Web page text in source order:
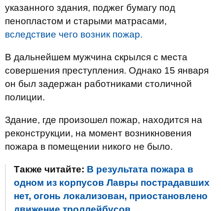
указанного здания, поджег бумагу под
пенопластом и старыми матрасами,
вследствие чего возник пожар.
В дальнейшем мужчина скрылся с места
совершения преступления. Однако 15 января
он был задержан работниками столичной
полиции.
Здание, где произошел пожар, находится на
реконструкции, на момент возникновения
пожара в помещении никого не было.
Также читайте: В результата пожара в
одном из корпусов Лавры пострадавших
нет, огонь локализован, приостановлено